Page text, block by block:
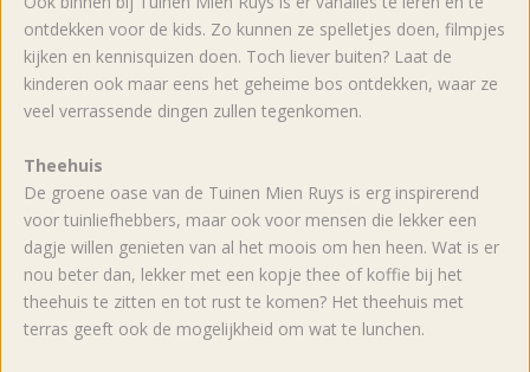
ontdekken voor de kids. Zo kunnen ze spelletjes doen, filmpjes
kijken en kennisquizen doen. Toch liever buiten? Laat de
kinderen ook maar eens het geheime bos ontdekken, waar ze
veel verrassende dingen zullen tegenkomen.
Theehuis
De groene oase van de Tuinen Mien Ruys is erg inspirerend
voor tuinliefhebbers, maar ook voor mensen die lekker een
dagje willen genieten van al het moois om hen heen. Wat is er
nou beter dan, lekker met een kopje thee of koffie bij het
theehuis te zitten en tot rust te komen? Het theehuis met
terras geeft ook de mogelijkheid om wat te lunchen.